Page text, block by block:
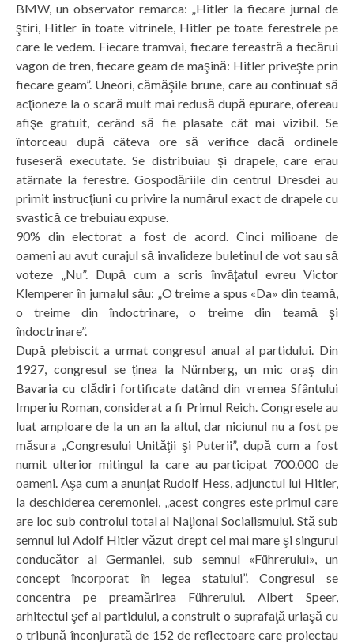
BMW, un observator remarca: „Hitler la fiecare jurnal de
ştiri, Hitler în toate vitrinele, Hitler pe toate ferestrele pe
care le vedem. Fiecare tramvai, fiecare fereastră a fiecărui
vagon de tren, fiecare geam de maşină: Hitler priveşte prin
fiecare geam”. Uneori, cămăşile brune, care au continuat să
acţioneze la o scară mult mai redusă după epurare, ofereau
afişe gratuit, cerând să fie plasate cât mai vizibil. Se
întorceau după câteva ore să verifice dacă ordinele
fuseseră executate. Se distribuiau şi drapele, care erau
atârnate la ferestre. Gospodăriile din centrul Dresdei au
primit instrucţiuni cu privire la numărul exact de drapele cu
svastică ce trebuiau expuse.
90% din electorat a fost de acord. Cinci milioane de
oameni au avut curajul să invalideze buletinul de vot sau să
voteze „Nu”. După cum a scris învăţatul evreu Victor
Klemperer în jurnalul său: „O treime a spus «Da» din teamă,
o treime din îndoctrinare, o treime din teamă şi
îndoctrinare”.
După plebiscit a urmat congresul anual al partidului. Din
1927, congresul se ținea la Nürnberg, un mic oraş din
Bavaria cu clădiri fortificate datând din vremea Sfântului
Imperiu Roman, considerat a fi Primul Reich. Congresele au
luat amploare de la un an la altul, dar niciunul nu a fost pe
măsura „Congresului Unităţii şi Puterii”, după cum a fost
numit ulterior mitingul la care au participat 700.000 de
oameni. Aşa cum a anunţat Rudolf Hess, adjunctul lui Hitler,
la deschiderea ceremoniei, „acest congres este primul care
are loc sub controlul total al Naţional Socialismului. Stă sub
semnul lui Adolf Hitler văzut drept cel mai mare şi singurul
conducător al Germaniei, sub semnul «Führerului», un
concept încorporat în legea statului”. Congresul se
concentra pe preamărirea Führerului. Albert Speer,
arhitectul şef al partidului, a construit o suprafaţă uriaşă cu
o tribună înconjurată de 152 de reflectoare care proiectau